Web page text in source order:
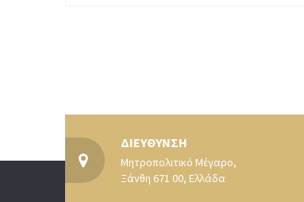
ΔΙΕΥΘΥΝΣΗ
Μητροπολιτικό Μέγαρο,
Ξάνθη 671 00, Ελλάδα